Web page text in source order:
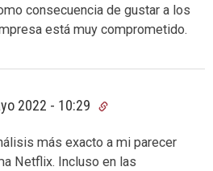
consecuencia de gustar a los
está muy comprometido.
2022 - 10:29
más exacto a mi parecer
Netflix. Incluso en las